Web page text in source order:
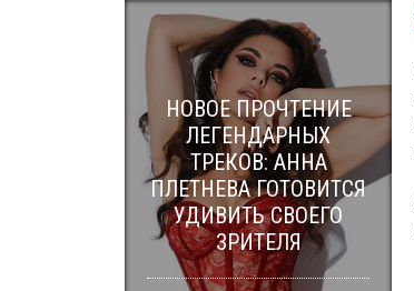
НОВОЕ ПРОЧТЕНИЕ
ЛЕГЕНДАРНЫХ
ТРЕКОВ: АННА
ПЛЕТНЕВА ГОТОВИТСЯ
УДИВИТЬ СВОЕГО
ЗРИТЕЛЯ